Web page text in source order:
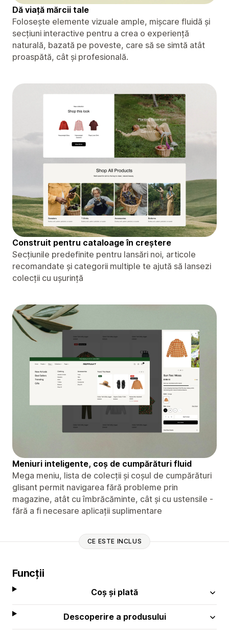
Dă viață mărcii tale
Folosește elemente vizuale ample, mișcare fluidă și
secțiuni interactive pentru a crea o experiență
naturală, bazată pe poveste, care să se simtă atât
proaspătă, cât și profesională.
Construit pentru cataloage în creștere
Secțiunile predefinite pentru lansări noi, articole
recomandate și categorii multiple te ajută să lansezi
colecții cu ușurință
Meniuri inteligente, coș de cumpărături fluid
Mega meniu, lista de colecții și coșul de cumpărături
glisant permit navigarea fără probleme prin
magazine, atât cu îmbrăcăminte, cât și cu ustensile -
fără a fi necesare aplicații suplimentare
CE ESTE INCLUS
Funcții
Coș și plată
Descoperire a produsului